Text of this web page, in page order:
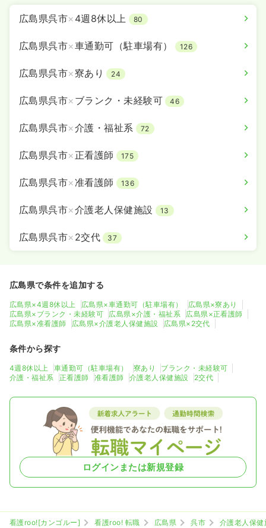
広島県呉市× 4週8休以上 80
広島県呉市×車通勤可（駐車場有） 126
広島県呉市×寮あり 24
広島県呉市× ブランク・未経験可 46
広島県呉市×介護・福祉系 72
広島県呉市× 正看護師 175
広島県呉市×准看護師 136
広島県呉市×介護老人保健施設 13
広島県呉市× 2交代 37
広島県で条件を追加する
広島県×4週8休以上 広島県×車通勤可（駐車場有）
広島県×寮あり
広島県×ブランク・未経験可
広島県×介護・福祉系
広島県×正看護師
広島県×准看護師
広島県×介護老人保健施設 広島県×2交代
条件から探す
4週8休以上 車通勤可（駐車場有） 寮あり
ブランク・未経験可
介護・福祉系
正看護師 准看護師 介護老人保健施設 2交代
ログインまたは新規登録
看護roo![カンゴルー] 看護roo! 転職 広島県 呉市
介護老人保